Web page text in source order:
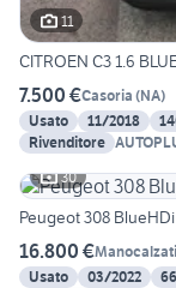
11
CITROEN C3 1.6
7.500 €Casoria (NA)
Usato
11/2018
Rivenditore
30
Peugeot 308
16.800 €Manocalzati
Usato
03/2022